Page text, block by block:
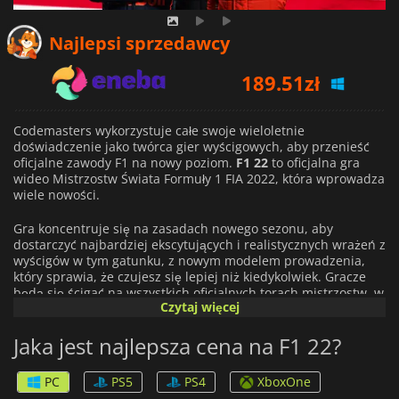
Najlepsi sprzedawcy
204.80zł
193.48
Codemasters wykorzystuje całe swoje wieloletnie
doświadczenie jako twórca gier wyścigowych, aby przenieść
oficjalne zawody F1 na nowy poziom. F1 22 to oficjalna gra
wideo Mistrzostw Świata Formuły 1 FIA 2022, która wprowadza
wiele nowości.
Gra koncentruje się na zasadach nowego sezonu, aby
dostarczyć najbardziej ekscytujących i realistycznych wrażeń z
wyścigów w tym gatunku, z nowym modelem prowadzenia,
który sprawia, że czujesz się lepiej niż kiedykolwiek. Gracze
będą się ścigać na wszystkich oficjalnych torach mistrzostw, w
tym na zupełnie nowym torze Miami International Autodrome,
F1 Sprint powraca w tym sezonie, a Dzień Wyścigu został
zdefiniowany na nowo dzięki nowej formule. Sesje
kwalifikacyjne Q1, Q2 i Q3 przeniesiono na piątkowy wieczór,
Czytaj więcej
Jaka jest najlepsza cena na F1 22?
PC PS5 PS4
XboxOne